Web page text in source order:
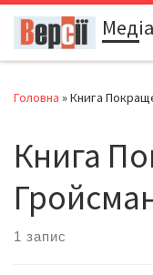
Перейти до вмісту
Головна »Книга
Книга
1 запис